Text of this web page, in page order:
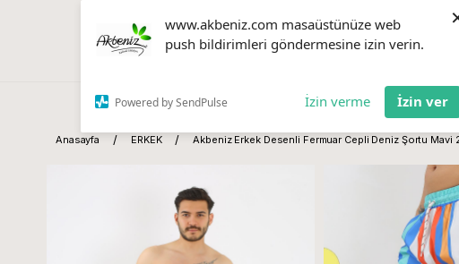
www.akbeniz.com masaüstünüze web
push bildirimleri göndermesine izin verin.
Powered by SendPulse İzin verme İzin ver
Anasayfa ERKEK Akbeniz Erkek Desenli Fermuar Cepli Deniz Şortu Mavi